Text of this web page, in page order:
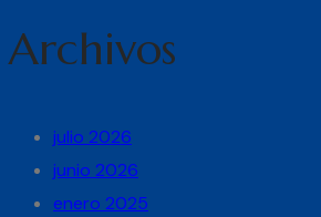
Archivos
julio 2026
junio 2026
enero 2025